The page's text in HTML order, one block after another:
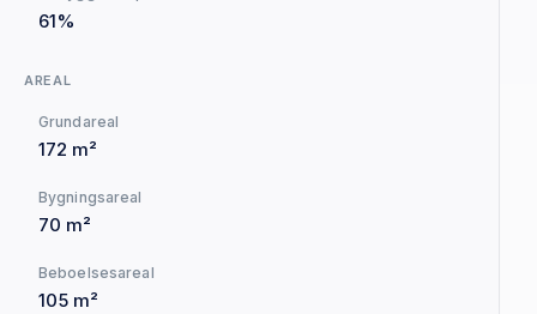
61%
AREAL
Grundareal
172 m²
Bygningsareal
70 m²
Beboelsesareal
105 m²